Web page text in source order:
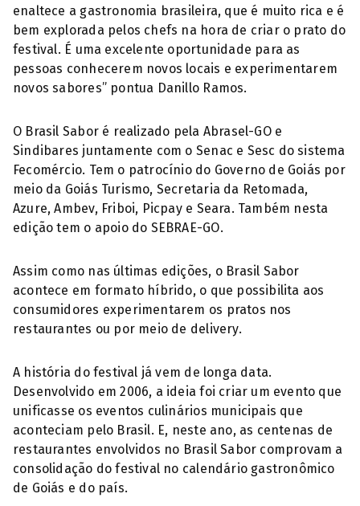
enaltece a gastronomia brasileira, que é muito rica e é
bem explorada pelos chefs na hora de criar o prato do
festival. É uma excelente oportunidade para as
pessoas conhecerem novos locais e experimentarem
novos sabores” pontua Danillo Ramos.
O Brasil Sabor é realizado pela Abrasel-GO e
Sindibares juntamente com o Senac e Sesc do sistema
Fecomércio. Tem o patrocínio do Governo de Goiás por
meio da Goiás Turismo, Secretaria da Retomada,
Azure, Ambev, Friboi, Picpay e Seara. Também nesta
edição tem o apoio do SEBRAE-GO.
Assim como nas últimas edições, o Brasil Sabor
acontece em formato híbrido, o que possibilita aos
consumidores experimentarem os pratos nos
restaurantes ou por meio de delivery.
A história do festival já vem de longa data.
Desenvolvido em 2006, a ideia foi criar um evento que
unificasse os eventos culinários municipais que
aconteciam pelo Brasil. E, neste ano, as centenas de
restaurantes envolvidos no Brasil Sabor comprovam a
consolidação do festival no calendário gastronômico
de Goiás e do país.